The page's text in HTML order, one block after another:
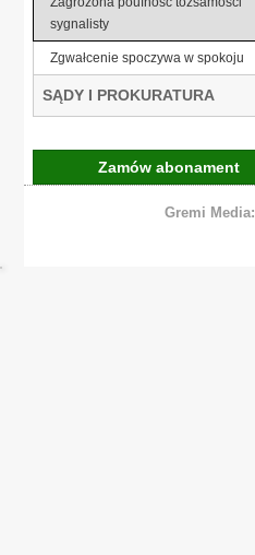
sygnalisty
Zgwałcenie spoczywa w spokoju
SĄDY I PROKURATURA
Zamów abonament
Gremi Media: